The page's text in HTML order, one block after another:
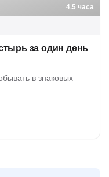
4.5 часа
за один день
в знаковых